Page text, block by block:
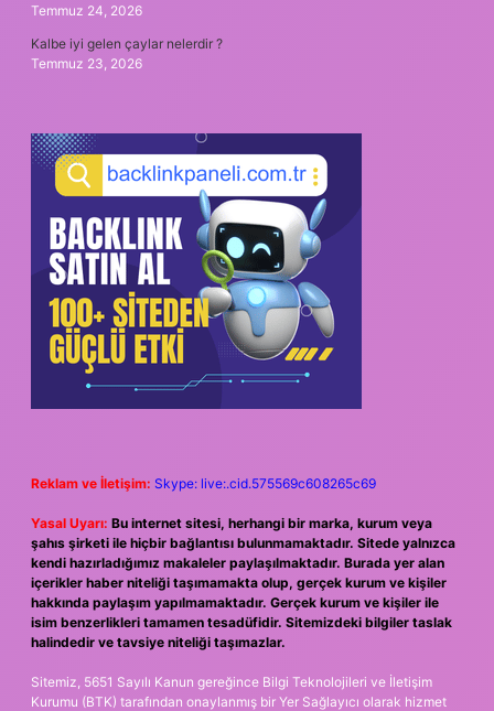
Temmuz 24, 2026
Kalbe iyi gelen çaylar nelerdir ?
Temmuz 23, 2026
Reklam ve İletişim: Skype: live:.cid.575569c608265c69
Yasal Uyarı: Bu internet sitesi, herhangi bir marka, kurum veya
şahıs şirketi ile hiçbir bağlantısı bulunmamaktadır. Sitede yalnızca
kendi hazırladığımız makaleler paylaşılmaktadır. Burada yer alan
içerikler haber niteliği taşımamakta olup, gerçek kurum ve kişiler
hakkında paylaşım yapılmamaktadır. Gerçek kurum ve kişiler ile
isim benzerlikleri tamamen tesadüfidir. Sitemizdeki bilgiler taslak
halindedir ve tavsiye niteliği taşımazlar.
Sitemiz, 5651 Sayılı Kanun gereğince Bilgi Teknolojileri ve İletişim
Kurumu (BTK) tarafından onaylanmış bir Yer Sağlayıcı olarak hizmet